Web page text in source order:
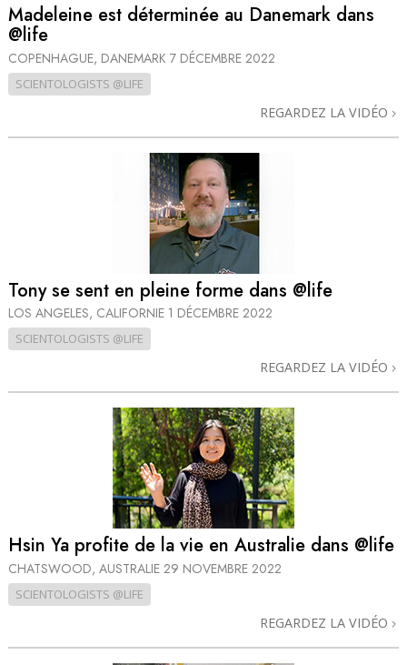
Madeleine est déterminée au Danemark dans
@life
COPENHAGUE, DANEMARK 7 DÉCEMBRE 2022
SCIENTOLOGISTS @LIFE
REGARDEZ LA VIDÉO
Tony se sent en pleine forme dans @life
LOS ANGELES, CALIFORNIE 1 DÉCEMBRE 2022
SCIENTOLOGISTS @LIFE
REGARDEZ LA VIDÉO
Hsin Ya profite de la vie en Australie dans @life
CHATSWOOD, AUSTRALIE 29 NOVEMBRE 2022
SCIENTOLOGISTS @LIFE
REGARDEZ LA VIDÉO